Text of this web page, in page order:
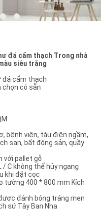
đá cẩm thạch Trong nhà
siêu trắng
đá cẩm thạch
chọn có sẵn
bệnh viện, tàu điện ngầm,
sạn, bất động sản, quầy
với pallet gỗ
C không thể hủy ngang
khi đặt cọc
tường 400 * 800 mm Kích
đánh bóng tráng men
sứ Tây Ban Nha